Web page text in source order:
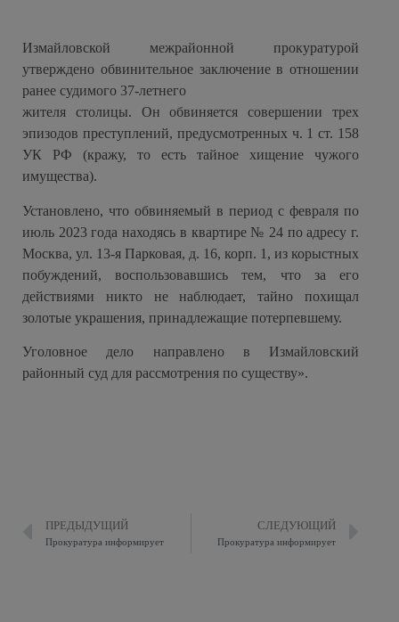
Измайловской межрайонной прокуратурой
утверждено обвинительное заключение в отношении
ранее судимого 37-летнего
жителя столицы. Он обвиняется совершении трех
эпизодов преступлений, предусмотренных ч. 1 ст. 158
УК РФ (кражу, то есть тайное хищение чужого
имущества).
Установлено, что обвиняемый в период с февраля по
июль 2023 года находясь в квартире № 24 по адресу г.
Москва, ул. 13-я Парковая, д. 16, корп. 1, из корыстных
побуждений, воспользовавшись тем, что за его
действиями никто не наблюдает, тайно похищал
золотые украшения, принадлежащие потерпевшему.
Уголовное дело направлено в Измайловский
районный суд для рассмотрения по существу».
ПРЕДЫДУЩИЙ
Прокуратура информирует
СЛЕДУЮЩИЙ
Прокуратура информирует